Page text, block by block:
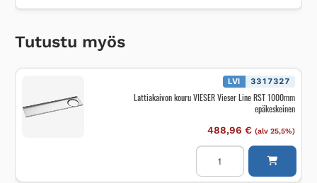
Tutustu myös
LVI 3317327
Lattiakaivon kouru VIESER Vieser Line RST 1000mm
epäkeskeinen
488,96 € (alv 25,5%)
Lattiakaivon
kouru
Vieser